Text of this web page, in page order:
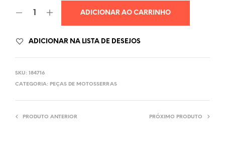
ADICIONAR AO CARRINHO
ADICIONAR NA LISTA DE DESEJOS
SKU: 184716
CATEGORIA: PEÇAS DE MOTOSSERRAS
PRODUTO ANTERIOR PRÓXIMO PRODUTO